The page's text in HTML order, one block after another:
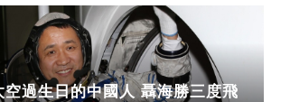
空過生日的中國人 聶海勝三度飛